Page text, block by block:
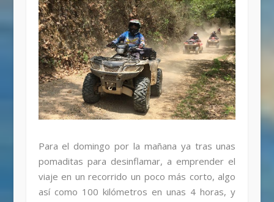
Para el domingo por la mañana ya tras unas
pomaditas para desinflamar, a emprender el
viaje en un recorrido un poco más corto, algo
así como 100 kilómetros en unas 4 horas, y